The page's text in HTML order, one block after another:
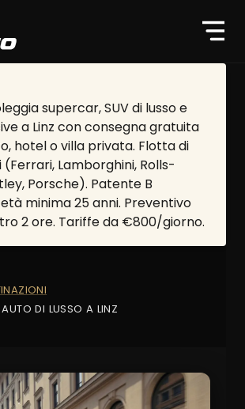
supercar, SUV di lusso e
a Linz con consegna gratuita
hotel o villa privata. Flotta di
Lamborghini, Rolls-
Porsche). Patente B
minima 25 anni. Preventivo
2 ore. Tariffe da €800/giorno.
DI LUSSO A LINZ